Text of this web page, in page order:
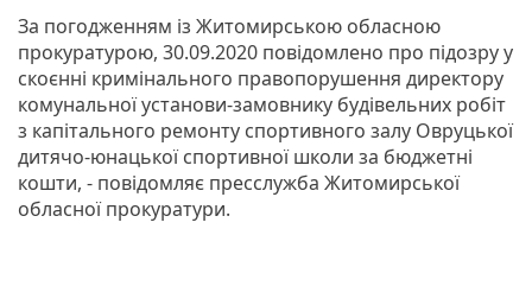
За погодженням із Житомирською обласною
прокуратурою, 30.09.2020 повідомлено про підозру у
скоєнні кримінального правопорушення директору
комунальної установи-замовнику будівельних робіт
з капітального ремонту спортивного залу Овруцької
дитячо-юнацької спортивної школи за бюджетні
кошти, - повідомляє пресслужба Житомирської
обласної прокуратури.